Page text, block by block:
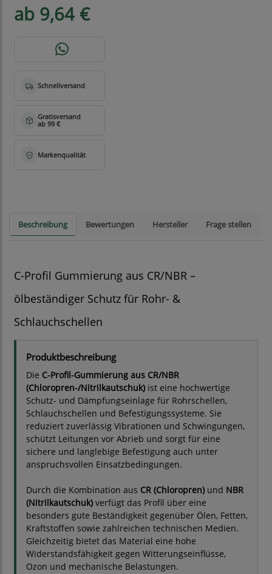
ab 9,64 €
Beschreibung Bewertungen Hersteller Frage stellen
C-Profil Gummierung aus CR/NBR –
ölbeständiger Schutz für Rohr- &
Schlauchschellen
Produktbeschreibung
Die C-Profil-Gummierung aus CR/NBR
(Chloropren-/Nitrilkautschuk) ist eine hochwertige
Schutz- und Dämpfungseinlage für Rohrschellen,
Schlauchschellen und Befestigungssysteme. Sie
reduziert zuverlässig Vibrationen und Schwingungen,
schützt Leitungen vor Abrieb und sorgt für eine
sichere und langlebige Befestigung auch unter
anspruchsvollen Einsatzbedingungen.
Durch die Kombination aus CR (Chloropren) und NBR
(Nitrilkautschuk) verfügt das Profil über eine
besonders gute Beständigkeit gegenüber Ölen, Fetten,
Kraftstoffen sowie zahlreichen technischen Medien.
Gleichzeitig bietet das Material eine hohe
Widerstandsfähigkeit gegen Witterungseinflüsse,
Ozon und mechanische Belastungen.